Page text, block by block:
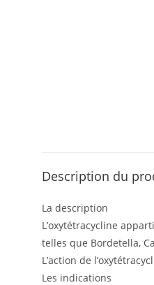
Description du
La description
L’oxytétracycline
telles que Bordetella,
L’action de
Les indications